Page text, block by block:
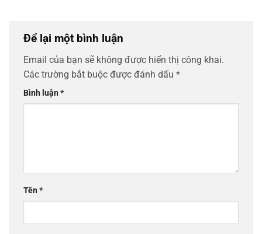
Để lại một bình luận
Email của bạn sẽ không được hiển thị công khai.
Các trường bắt buộc được đánh dấu *
Bình luận*
Tên*